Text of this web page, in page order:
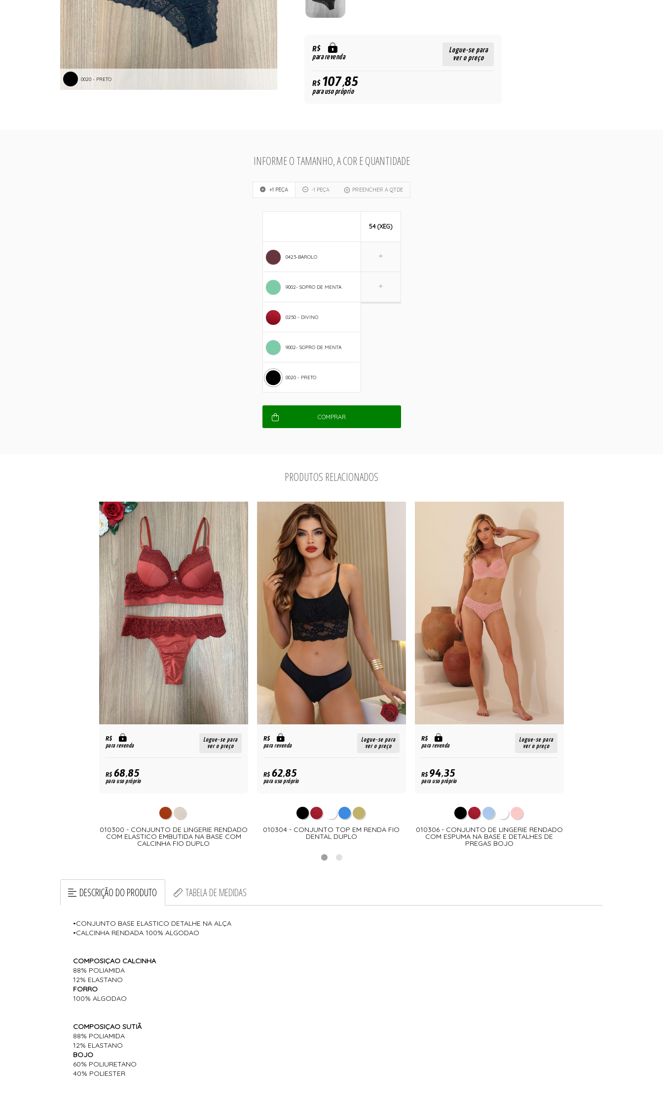
0020 - PRETO
R$
para revenda
Logue-se para
ver o preço
R$107,85
para uso próprio
INFORME O TAMANHO, A COR E QUANTIDADE
+1 PEÇA -1 PEÇA PREENCHER A QTDE
0423-BAROLO
9002- SOPRO DE MENTA
0250 - DIVINO
9002- SOPRO DE MENTA
0020 - PRETO
54 (XEG)
COMPRAR
PRODUTOS RELACIONADOS
R$
para revenda
Logue-se para
ver o preço
R$68,85
para uso próprio
010300 - CONJUNTO DE LINGERIE RENDADO
COM ELASTICO EMBUTIDA NA BASE COM
CALCINHA FIO DUPLO
R$
para revenda
Logue-se para
ver o preço
R$62,85
para uso próprio
010304 - CONJUNTO TOP EM RENDA FIO
DENTAL DUPLO
R$
para revenda
Logue-se para
ver o preço
R$94,35
para uso próprio
010306 - CONJUNTO DE LINGERIE RENDADO
COM ESPUMA NA BASE E DETALHES DE
PREGAS BOJO
DESCRIÇÃO DO PRODUTO TABELA DE MEDIDAS
•CONJUNTO BASE ELASTICO DETALHE NA ALÇA
•CALCINHA RENDADA 100% ALGODAO
COMPOSIÇAO CALCINHA
88% POLIAMIDA
12% ELASTANO
FORRO
100% ALGODAO
COMPOSIÇAO SUTIÃ
88% POLIAMIDA
12% ELASTANO
BOJO
60% POLIURETANO
40% POLIESTER